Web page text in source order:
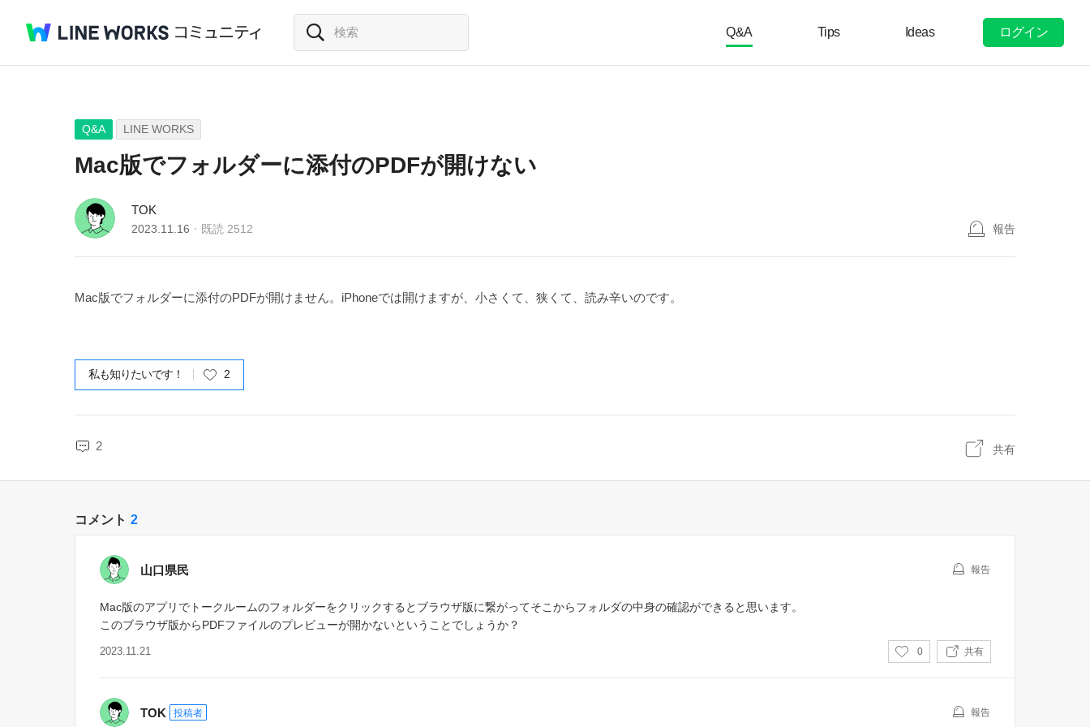
Q&A Tips Ideas ログイン
Q&A LINE WORKS
Mac版でフォルダーに添付のPDFが開けない
TOK
2023.11.16 既読 2512 報告
Mac版でフォルダーに添付のPDFが開けません。iPhoneでは開けますが、小さくて、狭くて、読み辛いのです。
私も知りたいです！ 2
2 共有
コメント 2
山口県民 報告
Mac版のアプリでトークルームのフォルダーをクリックするとブラウザ版に繋がってそこからフォルダの中身の確認ができると思います。
このブラウザ版からPDFファイルのプレビューが開かないということでしょうか？
2023.11.21
い
0 共有
TOK 投稿者 報告